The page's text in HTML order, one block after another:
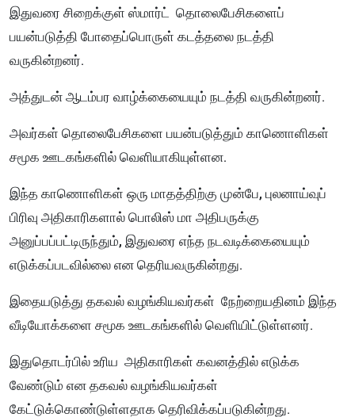
இதுவரை சிறைக்குள் ஸ்மார்ட் தொலைபேசிகளைப்
பயன்படுத்தி போதைப்பொருள் கடத்தலை நடத்தி
வருகின்றனர்.
அத்துடன் ஆடம்பர வாழ்க்கையையும் நடத்தி வருகின்றனர்.
அவர்கள் தொலைபேசிகளை பயன்படுத்தும் காணொளிகள்
சமூக ஊடகங்களில் வெளியாகியுள்ளன.
இந்த காணொளிகள் ஒரு மாதத்திற்கு முன்பே, புலனாய்வுப்
பிரிவு அதிகாரிகளால் பொலிஸ் மா அதிபருக்கு
அனுப்பப்பட்டிருந்தும், இதுவரை எந்த நடவடிக்கையையும்
எடுக்கப்படவில்லை என தெரியவருகின்றது.
இதையடுத்து தகவல் வழங்கியவர்கள் நேற்றையதினம் இந்த
வீடியோக்களை சமூக ஊடகங்களில் வெளியிட்டுள்ளனர்.
இதுதொடர்பில் உரிய அதிகாரிகள் கவனத்தில் எடுக்க
வேண்டும் என தகவல் வழங்கியவர்கள்
கேட்டுக்கொண்டுள்ளதாக தெரிவிக்கப்படுகின்றது.